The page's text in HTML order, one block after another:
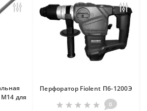
для
Перфоратор Fiolent П6-1200Э
0